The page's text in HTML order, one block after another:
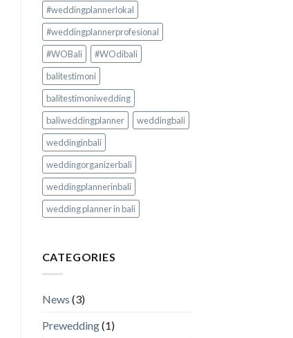
#weddingplannerlokal
#weddingplannerprofesional
#WOBali
#WOdibali
balitestimoni
balitestimoniwedding
baliweddingplanner
weddingbali
weddinginbali
weddingorganizerbali
weddingplannerinbali
wedding planner in bali
CATEGORIES
News (3)
Prewedding(1)